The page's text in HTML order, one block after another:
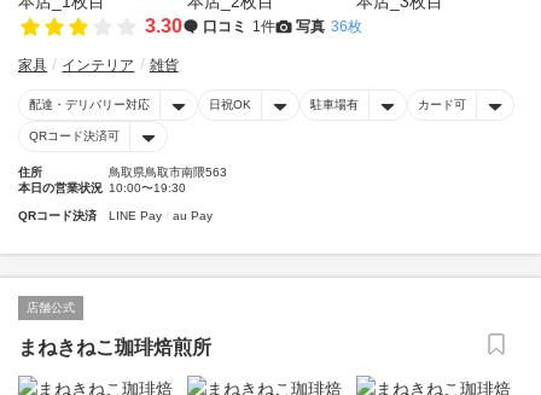
3.30 口コミ 1件 写真 36枚
家具 インテリア 雑貨
配達・デリバリー対応 日祝OK 駐車場有 カード可
QRコード決済可
住所
鳥取県鳥取市南隈563
本日の営業状況 10:00〜19:30
QRコード決済 LINE Pay au Pay
店舗公式
まねきねこ珈琲焙煎所